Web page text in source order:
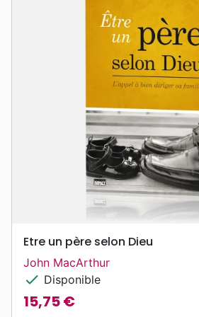
Etre un père selon Dieu
John MacArthur
check Disponible
Prix
15,75 €